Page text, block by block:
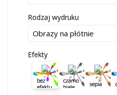
Rodzaj wydruku
Efekty